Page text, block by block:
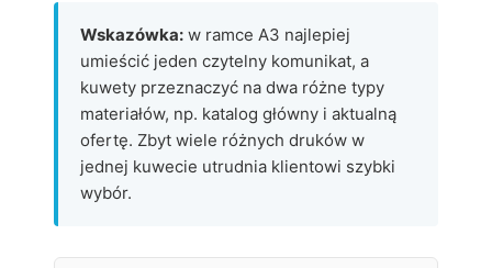
Wskazówka: w ramce A3 najlepiej
umieścić jeden czytelny komunikat, a
kuwety przeznaczyć na dwa różne typy
materiałów, np. katalog główny i aktualną
ofertę. Zbyt wiele różnych druków w
jednej kuwecie utrudnia klientowi szybki
wybór.